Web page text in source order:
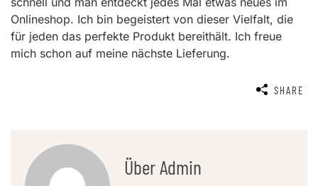
Onlineshop. Ich bin begeistert von dieser Vielfalt, die
für jeden das perfekte Produkt bereithält. Ich freue
mich schon auf meine nächste Lieferung.
SHARE
Über Admin